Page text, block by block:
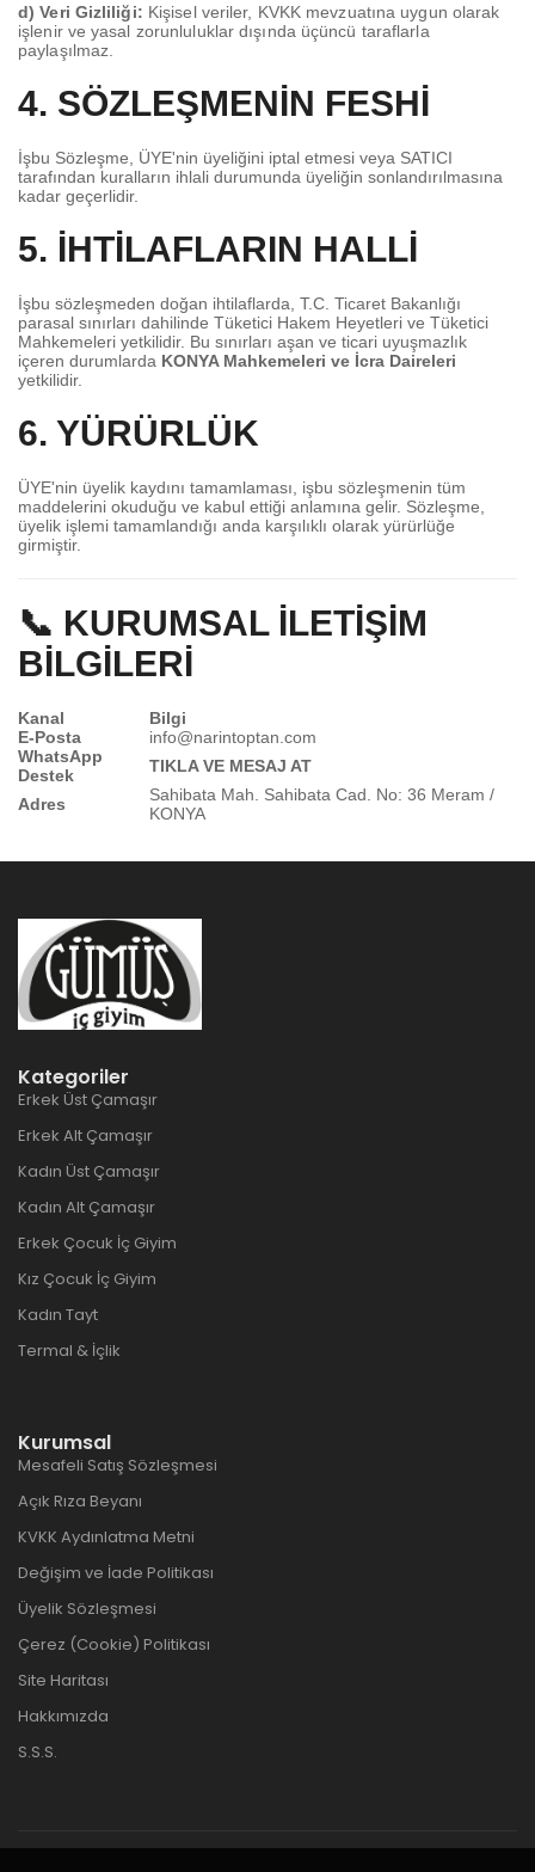
d) Veri Gizliliği: Kişisel veriler, KVKK mevzuatına uygun olarak
işlenir ve yasal zorunluluklar dışında üçüncü taraflarla
paylaşılmaz.
4. SÖZLEŞMENİN FESHİ
İşbu Sözleşme, ÜYE'nin üyeliğini iptal etmesi veya SATICI
tarafından kuralların ihlali durumunda üyeliğin sonlandırılmasına
kadar geçerlidir.
5. İHTİLAFLARIN HALLİ
İşbu sözleşmeden doğan ihtilaflarda, T.C. Ticaret Bakanlığı
parasal sınırları dahilinde Tüketici Hakem Heyetleri ve Tüketici
Mahkemeleri yetkilidir. Bu sınırları aşan ve ticari uyuşmazlık
içeren durumlarda KONYA Mahkemeleri ve İcra Daireleri
yetkilidir.
6. YÜRÜRLÜK
ÜYE'nin üyelik kaydını tamamlaması, işbu sözleşmenin tüm
maddelerini okuduğu ve kabul ettiği anlamına gelir. Sözleşme,
üyelik işlemi tamamlandığı anda karşılıklı olarak yürürlüğe
girmiştir.
📞 KURUMSAL İLETİŞİM
BİLGİLERİ
Kanal
Bilgi
E-Posta
info@narintoptan.com
WhatsApp
Destek
TIKLA VE MESAJ AT
Adres
Sahibata Mah. Sahibata Cad. No: 36 Meram /
KONYA
Kategoriler
Erkek Üst Çamaşır
Erkek Alt Çamaşır
Kadın Üst Çamaşır
Kadın Alt Çamaşır
Erkek Çocuk İç Giyim
Kız Çocuk İç Giyim
Kadın Tayt
Termal & İçlik
Kurumsal
Mesafeli Satış Sözleşmesi
Açık Rıza Beyanı
KVKK Aydınlatma Metni
Değişim ve İade Politikası
Üyelik Sözleşmesi
Çerez (Cookie) Politikası
Site Haritası
Hakkımızda
S.S.S.